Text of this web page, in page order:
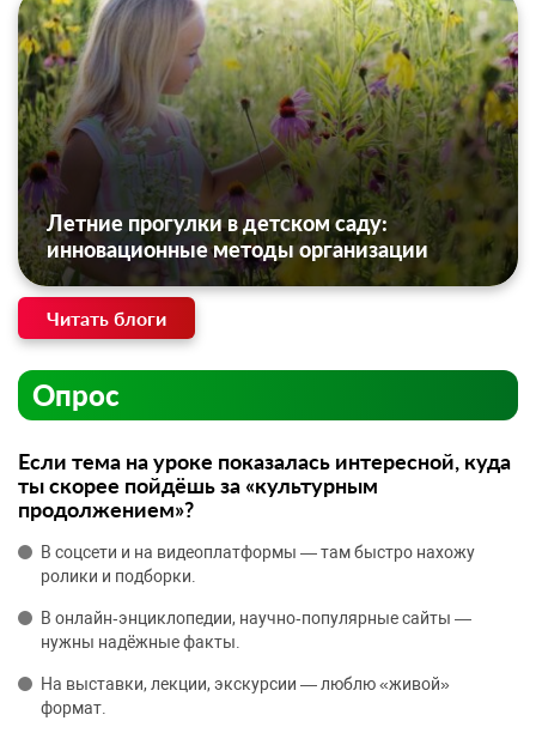
Летние прогулки в детском саду:
инновационные методы организации
Читать блоги
Опрос
Если тема на уроке показалась интересной, куда
ты скорее пойдёшь за «культурным
продолжением»?
В соцсети и на видеоплатформы — там быстро нахожу
ролики и подборки.
В онлайн‑энциклопедии, научно‑популярные сайты —
нужны надёжные факты.
На выставки, лекции, экскурсии — люблю «живой»
формат.